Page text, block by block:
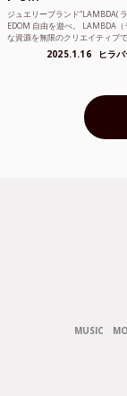
ジュエリーブランド“LAMBDA( ラ
EDOM 自由を遊べ。 LAMBDA
な資源を無限のクリエイティブ
2025.1.16 ヒラ
MUSIC